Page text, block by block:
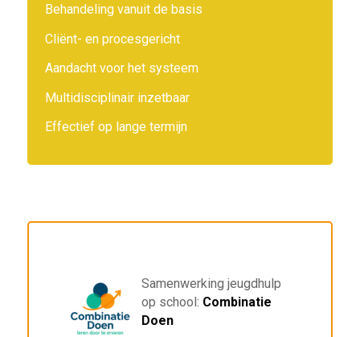
Behandeling vanuit de basis
Cliënt- en procesgericht
Aandacht voor het systeem
Multidisciplinair inzetbaar
Effectief op lange termijn
Samenwerking jeugdhulp
op school: Combinatie
Doen